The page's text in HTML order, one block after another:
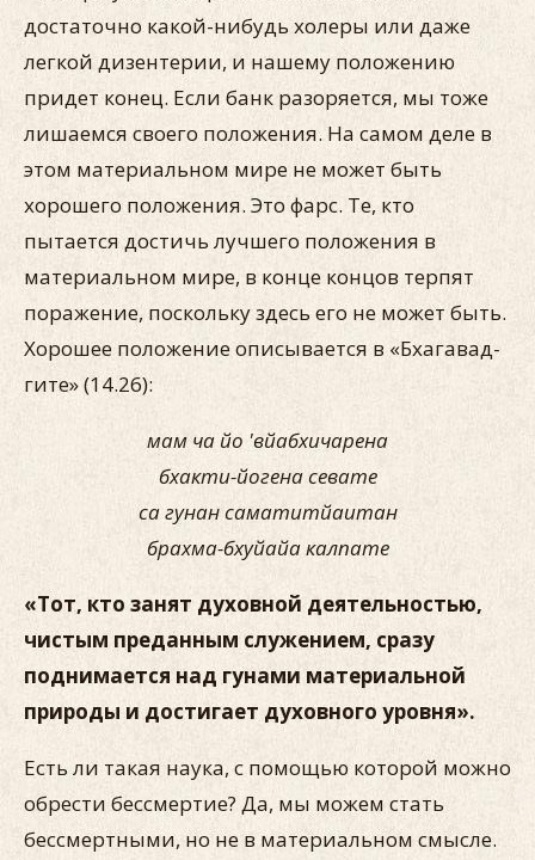
достаточно какой-нибудь холеры или даже
легкой дизентерии, и нашему положению
придет конец. Если банк разоряется, мы тоже
лишаемся своего положения. На самом деле в
этом материальном мире не может быть
хорошего положения. Это фарс. Те, кто
пытается достичь лучшего положения в
материальном мире, в конце концов терпят
поражение, поскольку здесь его не может быть.
Хорошее положение описывается в «Бхагавад-
гите» (14.26):
мам ча йо 'вйабхичарена
бхакти-йогена севате
са гунан саматитйаитан
брахма-бхуйайа калпате
«Тот, кто занят духовной деятельностью,
чистым преданным служением, сразу
поднимается над гунами материальной
природы и достигает духовного уровня».
Есть ли такая наука, с помощью которой можно
обрести бессмертие? Да, мы можем стать
бессмертными, но не в материальном смысле.